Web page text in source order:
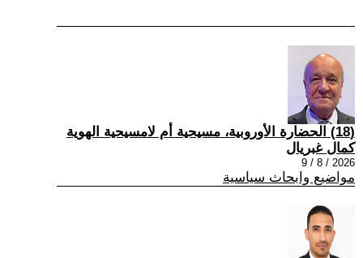
(18) الحضارة الأوروبية، مسيحية أم لامسيحية الهوية
كمال غبريال
2026 / 8 / 9
مواضيع وابحاث سياسية